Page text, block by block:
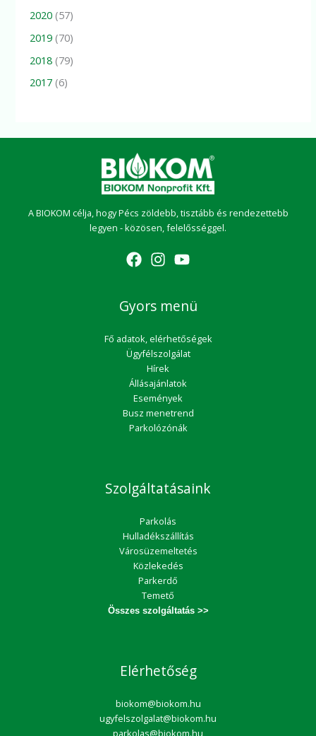
2020 (57)
2019 (70)
2018 (79)
2017 (6)
A BIOKOM célja, hogy Pécs zöldebb, tisztább és rendezettebb
legyen - közösen, felelősséggel.
Gyors menü
Fő adatok, elérhetőségek
Ügyfélszolgálat
Hírek
Állásajánlatok
Események
Busz menetrend
Parkolózónák
Szolgáltatásaink
Parkolás
Hulladékszállítás
Városüzemeltetés
Közlekedés
Parkerdő
Temető
Összes szolgáltatás >>
Elérhetőség
biokom@biokom.hu
ugyfelszolgalat@biokom.hu
parkolas@biokom.hu